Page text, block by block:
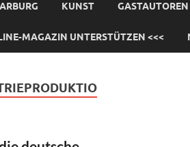
KUNST GASTAUTOREN
MAGAZIN UNTERSTÜTZEN <<<